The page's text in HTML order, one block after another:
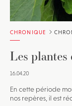
CHRONIQUE
Les
16.04.20
En cette période
nos repères, il est